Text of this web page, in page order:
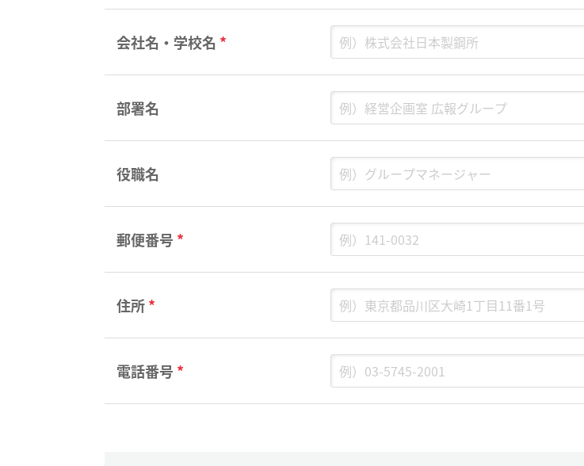
会社名・学校名 *
部署名
役職名
郵便番号 *
住所*
電話番号 *